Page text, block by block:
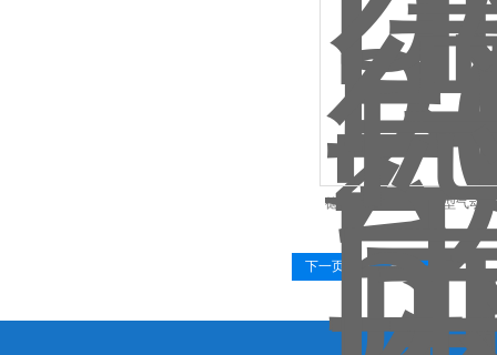
德国burkert宝德2000型气动
下一页 末页